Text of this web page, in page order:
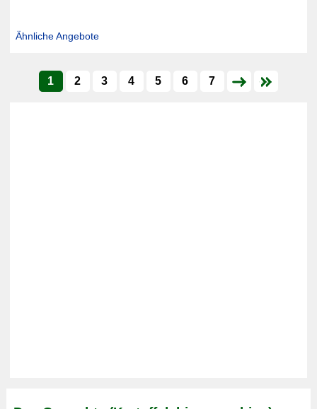
Ähnliche Angebote
1 2 3 4 5 6 7